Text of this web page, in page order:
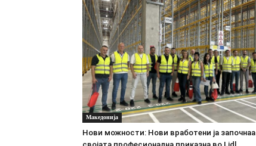
Македонија
Нови можности: Нови вработени ја започнаа